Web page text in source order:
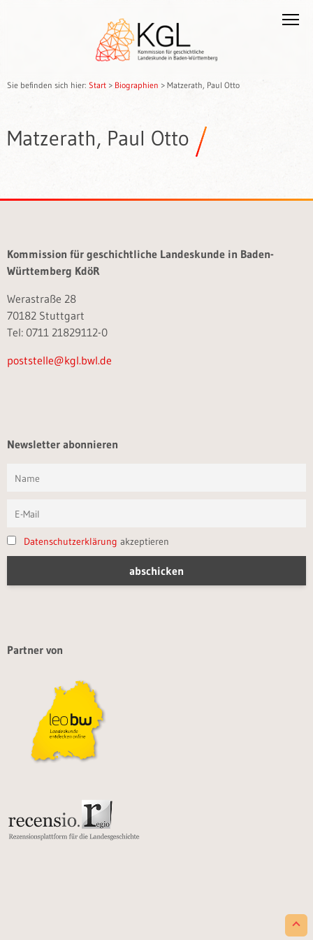
Sie befinden sich hier: Start > Biographien > Matzerath, Paul Otto
Matzerath, Paul Otto
Kommission für geschichtliche Landeskunde in Baden-
Württemberg KdöR
Werastraße 28
70182 Stuttgart
Tel: 0711 21829112-0
poststelle@kgl.bwl.de
Newsletter abonnieren
Datenschutzerklärung akzeptieren
Partner von